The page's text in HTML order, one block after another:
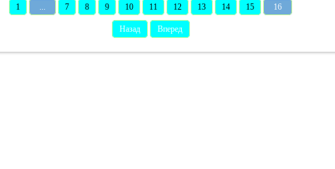
1 ... 7 8 9 10 11 12 13 14 15 16
Назад Вперед